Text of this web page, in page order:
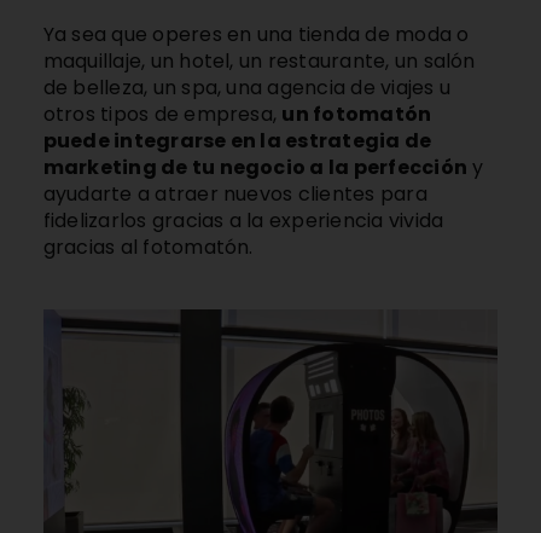
Ya sea que operes en una tienda de moda o
maquillaje, un hotel, un restaurante, un salón
de belleza, un spa, una agencia de viajes u
otros tipos de empresa, un fotomatón
puede integrarse en la estrategia de
marketing de tu negocio a la perfección y
ayudarte a atraer nuevos clientes para
fidelizarlos gracias a la experiencia vivida
gracias al fotomatón.